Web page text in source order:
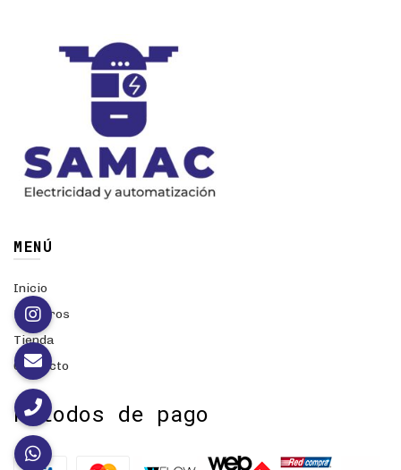
MENÚ
Inicio
Nosotros
Tienda
Contacto
Métodos de pago